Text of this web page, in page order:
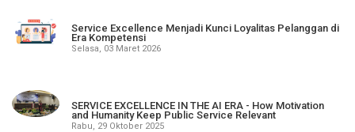
Service Excellence Menjadi Kunci Loyalitas Pelanggan di
Era Kompetensi
Selasa, 03 Maret 2026
SERVICE EXCELLENCE IN THE AI ERA - How Motivation
and Humanity Keep Public Service Relevant
Rabu, 29 Oktober 2025